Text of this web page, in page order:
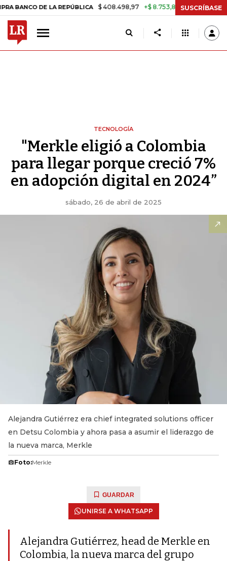
LA REPÚBLICA $ 408.498,97 +$ 8.753,81 +2,19% TASA DE
SUSCRÍBASE
TECNOLOGÍA
"Merkle eligió a Colombia
para llegar porque creció 7%
en adopción digital en 2024”
sábado, 26 de abril de 2025
Alejandra Gutiérrez era chief integrated solutions officer
en Detsu Colombia y ahora pasa a asumir el liderazgo de
la nueva marca, Merkle
Foto:Merkle
GUARDAR
UNIRSE A WHATSAPP
Alejandra Gutiérrez, head de Merkle en
Colombia, la nueva marca del grupo